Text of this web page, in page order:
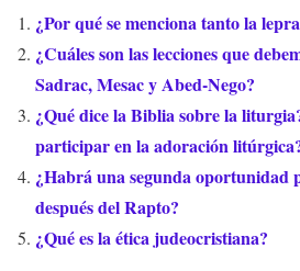
¿Por qué se menciona tanto la
¿Cuáles son las lecciones que
Sadrac, Mesac y Abed-Nego?
¿Qué dice la Biblia sobre la
participar en la adoración
¿Habrá una segunda oportunidad
después del Rapto?
¿Qué es la ética judeocristiana?